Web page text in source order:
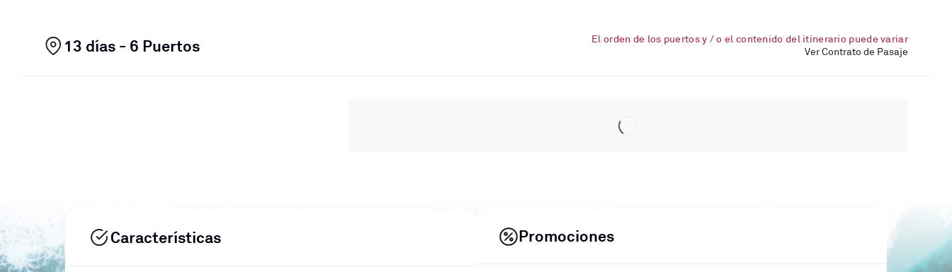
13 días - 6 Puertos
El orden de los puertos y / o el contenido del itinerario puede variar
Ver Contrato de Pasaje
Características Promociones